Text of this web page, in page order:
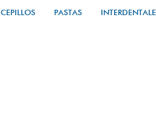
CEPILLOS PASTAS